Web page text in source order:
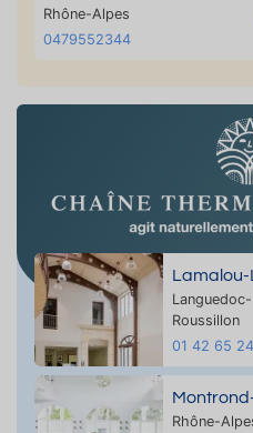
Rhône-Alpes
0479552344
Languedoc-
Roussillon
01 42 65
Rhône-